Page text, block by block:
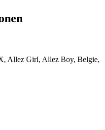
Allez Girl, Allez Boy, Belgie,